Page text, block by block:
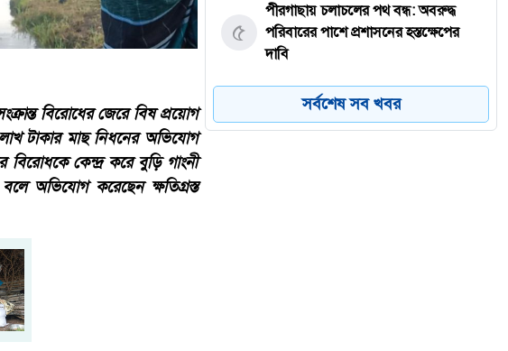
বিরোধের জেরে বিষ প্রয়োগ
টাকার মাছ নিধনের অভিযোগ
কেন্দ্র করে বুড়ি গাংনী
অভিযোগ করেছেন ক্ষতিগ্রস্ত
৫
পীরগাছায় চলাচলের পথ বন্ধ: অবরুদ্ধ
পরিবারের পাশে প্রশাসনের হস্তক্ষেপের
দাবি
যশোরের কেশবপুরে যথাযোগ্য মর্যাদায়
সর্বশেষ সব খবর